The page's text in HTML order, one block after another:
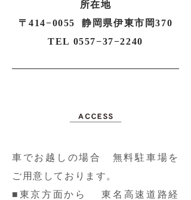
所在地
〒414−0055 静岡県伊東市岡370
TEL 0557−37−2240
車でお越しの場合 無料駐車場を
ご用意しております。
■東京方面から 東名高速道路経